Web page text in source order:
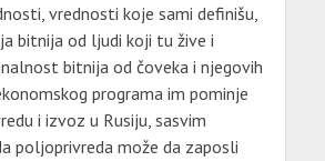
vrednosti koje sami definišu,
bitnija od ljudi koji tu žive i
bitnija od čoveka i njegovih
programa im pominje
i izvoz u Rusiju, sasvim
poljoprivreda može da zaposli